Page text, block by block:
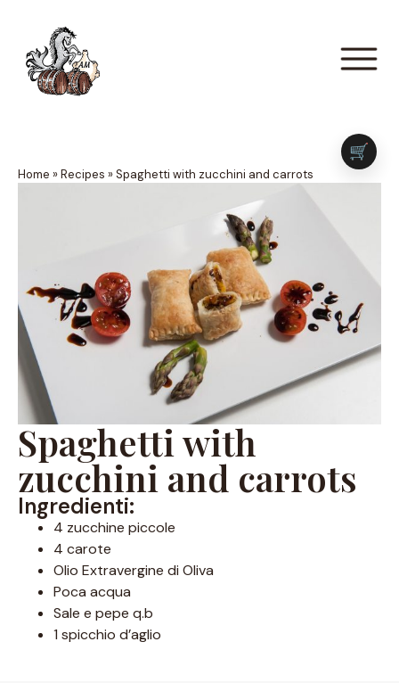
Home »Recipes »Spaghetti with zucchini and carrots
Spaghetti with
zucchini and carrots
Ingredienti:
4 zucchine piccole
4 carote
Olio Extravergine di Oliva
Poca acqua
Sale e pepe q.b
1 spicchio d’aglio
🛒